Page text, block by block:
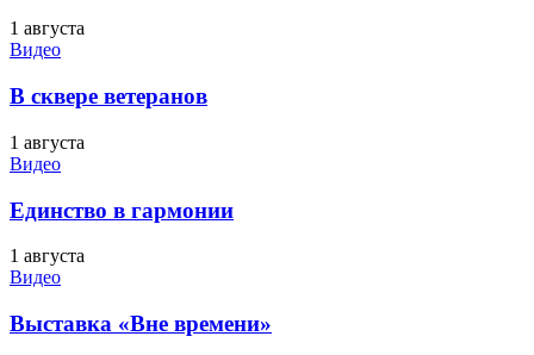
1 августа
Видео
В сквере ветеранов
1 августа
Видео
Единство в гармонии
1 августа
Видео
Выставка «Вне времени»